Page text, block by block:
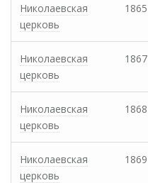
Николаевская
церковь
1865
Николаевская
церковь
1867
Николаевская
церковь
1868
Николаевская
церковь
1869